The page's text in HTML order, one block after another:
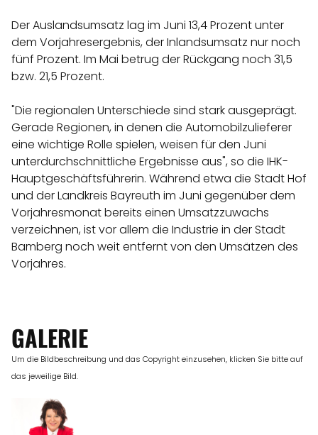
Der Auslandsumsatz lag im Juni 13,4 Prozent unter
dem Vorjahresergebnis, der Inlandsumsatz nur noch
fünf Prozent. Im Mai betrug der Rückgang noch 31,5
bzw. 21,5 Prozent.
"Die regionalen Unterschiede sind stark ausgeprägt.
Gerade Regionen, in denen die Automobilzulieferer
eine wichtige Rolle spielen, weisen für den Juni
unterdurchschnittliche Ergebnisse aus", so die IHK-
Hauptgeschäftsführerin. Während etwa die Stadt Hof
und der Landkreis Bayreuth im Juni gegenüber dem
Vorjahresmonat bereits einen Umsatzzuwachs
verzeichnen, ist vor allem die Industrie in der Stadt
Bamberg noch weit entfernt von den Umsätzen des
Vorjahres.
GALERIE
Um die Bildbeschreibung und das Copyright einzusehen, klicken Sie bitte auf
das jeweilige Bild.